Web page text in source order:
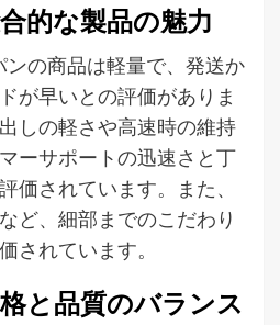
的な製品の魅力
の商品は軽量で、発送か
が早いとの評価がありま
しの軽さや高速時の維持
ーサポートの迅速さと丁
価されています。また、
ど、細部までのこだわり
されています。
と品質のバランス